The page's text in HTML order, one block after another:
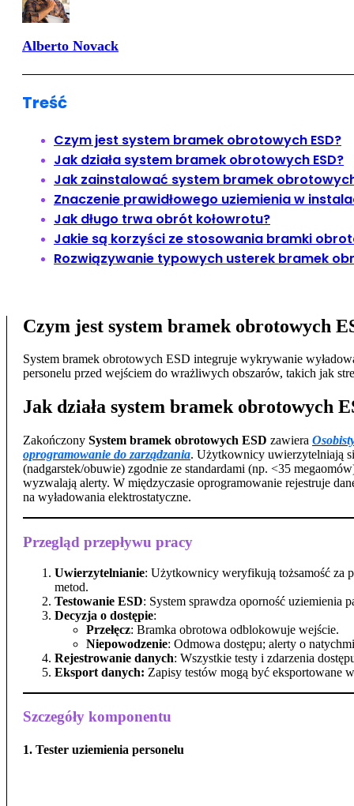
Alberto Novack
Treść
Czym jest system bramek obrotowych ESD?
Jak działa system bramek obrotowych ESD?
Jak zainstalować system bramek obrotowych
Znaczenie prawidłowego uziemienia w
Jak długo trwa obrót kołowrotu?
Jakie są korzyści ze stosowania bramki
Rozwiązywanie typowych usterek bramek
Czym jest system bramek obrotowych
System bramek obrotowych ESD integruje wykrywanie
personelu przed wejściem do wrażliwych obszarów, takich jak
Jak działa system bramek obrotowych
Zakończony System bramek obrotowych ESD zawiera
oprogramowanie do zarządzania. Użytkownicy uwierzytelniają
(nadgarstek/obuwie) zgodnie ze standardami (np. <35
wyzwalają alerty. W międzyczasie oprogramowanie rejestruje
na wyładowania elektrostatyczne.
Przegląd przepływu pracy
Uwierzytelnianie: Użytkownicy weryfikują tożsamość za
metod.
Testowanie ESD: System sprawdza oporność uziemienia
Decyzja o dostępie:
Przełęcz: Bramka obrotowa odblokowuje wejście.
Niepowodzenie: Odmowa dostępu; alerty o
Rejestrowanie danych: Wszystkie testy i zdarzenia
Eksport danych: Zapisy testów mogą być eksportowane
Szczegóły komponentu
1. Tester uziemienia personelu